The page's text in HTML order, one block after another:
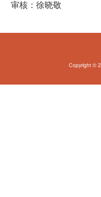
审核：徐晓敬
Copyright ©